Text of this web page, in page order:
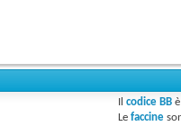
Ilcodice BB
Lefaccine